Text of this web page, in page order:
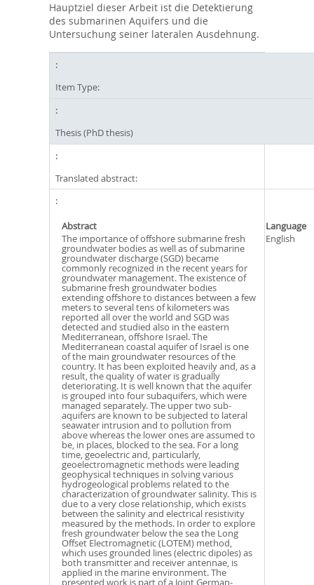
Hauptziel dieser Arbeit ist die Detektierung
des submarinen Aquifers und die
Untersuchung seiner lateralen Ausdehnung.
Item Type:
Thesis (PhD thesis)
Translated abstract:
Abstract
Language
The importance of offshore submarine fresh
groundwater bodies as well as of submarine
groundwater discharge (SGD) became
commonly recognized in the recent years for
groundwater management. The existence of
submarine fresh groundwater bodies
extending offshore to distances between a few
meters to several tens of kilometers was
reported all over the world and SGD was
detected and studied also in the eastern
Mediterranean, offshore Israel. The
Mediterranean coastal aquifer of Israel is one
of the main groundwater resources of the
country. It has been exploited heavily and, as a
result, the quality of water is gradually
deteriorating. It is well known that the aquifer
is grouped into four subaquifers, which were
managed separately. The upper two sub-
aquifers are known to be subjected to lateral
seawater intrusion and to pollution from
above whereas the lower ones are assumed to
be, in places, blocked to the sea. For a long
time, geoelectric and, particularly,
geoelectromagnetic methods were leading
geophysical techniques in solving various
hydrogeological problems related to the
characterization of groundwater salinity. This is
due to a very close relationship, which exists
between the salinity and electrical resistivity
measured by the methods. In order to explore
fresh groundwater below the sea the Long
Offset Electromagnetic (LOTEM) method,
which uses grounded lines (electric dipoles) as
both transmitter and receiver antennae, is
applied in the marine environment. The
presented work is part of a Joint German-
English